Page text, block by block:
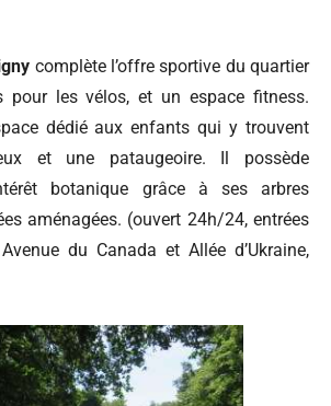
complète l’offre sportive du quartier
pour les vélos, et un espace fitness.
dédié aux enfants qui y trouvent
et une pataugeoire. Il possède
botanique grâce à ses arbres
aménagées. (ouvert 24h/24, entrées
Avenue du Canada et Allée d’Ukraine,